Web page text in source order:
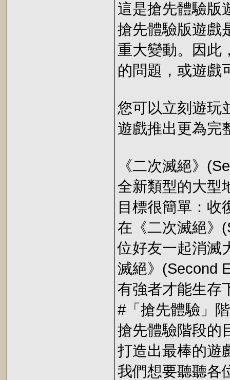
這是搶先體驗版
搶先體驗版遊戲
重大變動。因此
的問題，或遊戲
您可以立刻遊玩
遊戲推出更為完
《二次滅絕》
全新類型的大型
目標很簡單：收
在《二次滅絕》
位好友一起消滅
滅絕》(Second
有強者才能生存
#「搶先體驗」
搶先體驗階段的
打造出最棒的遊
我們想要聽聽各